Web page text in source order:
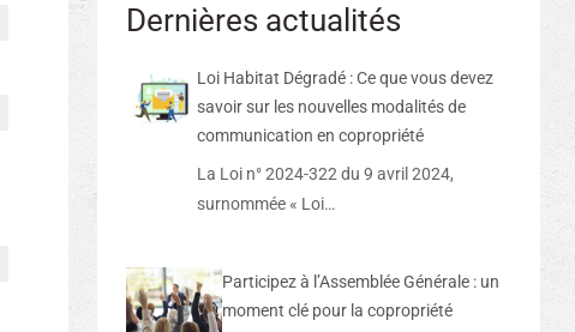
Dernières actualités
Loi Habitat Dégradé : Ce que vous devez
savoir sur les nouvelles modalités de
communication en copropriété
La Loi n° 2024-322 du 9 avril 2024,
surnommée « Loi…
Participez à l’Assemblée Générale : un
moment clé pour la copropriété